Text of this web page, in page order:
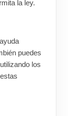
la ley.
puedes
los